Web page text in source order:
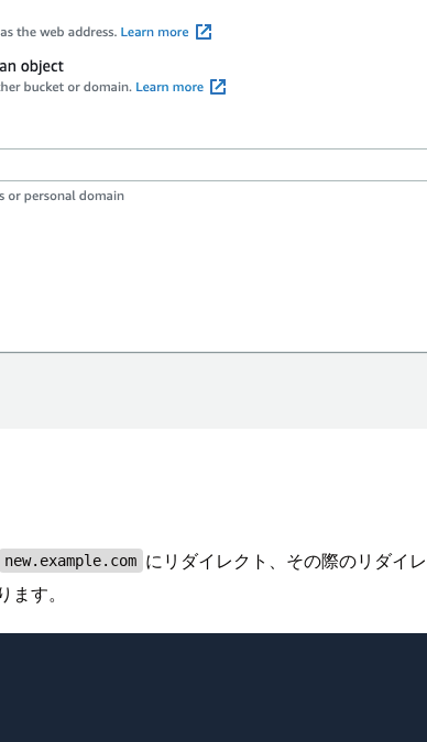
new.example.com にリダイレクト、その際のリダイ
す。